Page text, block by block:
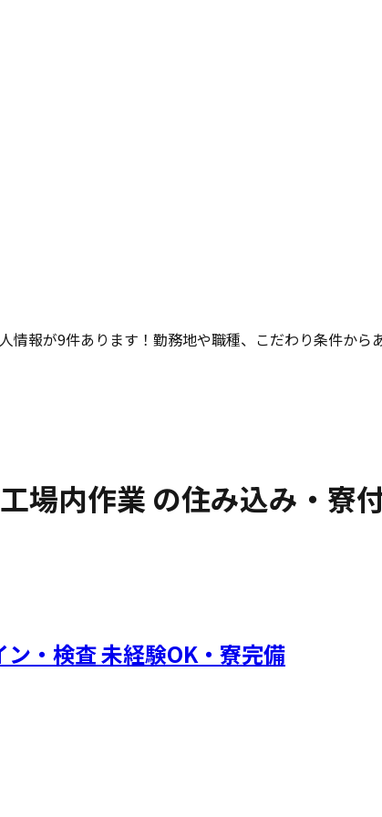
情報が9件あります！勤務地や職種、こだわり条件か
場内作業 の住み込み・寮
・検査 未経験OK・寮完備